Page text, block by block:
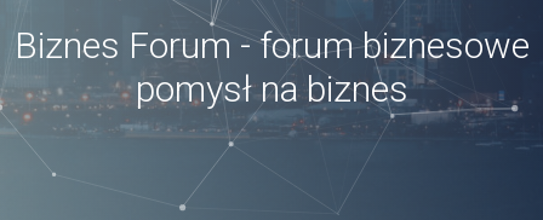
Biznes Forum - forum biznesowe
pomysł na biznes